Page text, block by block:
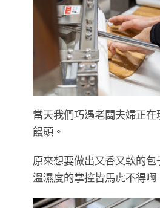
當天我們巧遇老闆夫婦正
饅頭。
原來想要做出又香又軟的包
溫濕度的掌控皆馬虎不得啊